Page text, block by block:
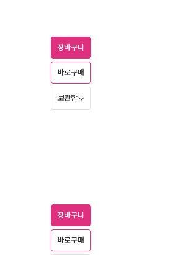
장바구니
바로구매
보관함
장바구니
바로구매